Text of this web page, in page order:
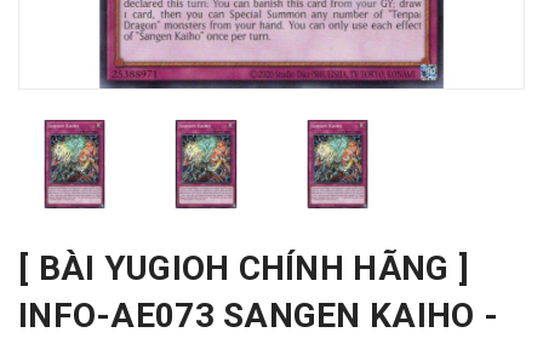
[ BÀI YUGIOH CHÍNH HÃNG ]
INFO-AE073 SANGEN KAIHO -